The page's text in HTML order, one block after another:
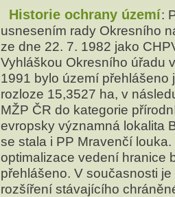
Historie ochrany území:
usnesením rady Okresního
ze dne 22. 7. 1982 jako
Vyhláškou Okresního úřadu
1991 bylo území
rozloze 15,3527 ha, v
MŽP ČR do kategorie
evropsky významná lokalita
se stala i PP Mravenčí
optimalizace vedení hranice
přehlášeno. V současnosti
rozšíření stávajícího